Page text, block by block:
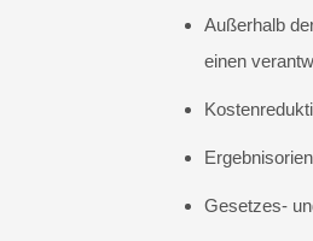
Außerhalb
einen
Gesetzes-